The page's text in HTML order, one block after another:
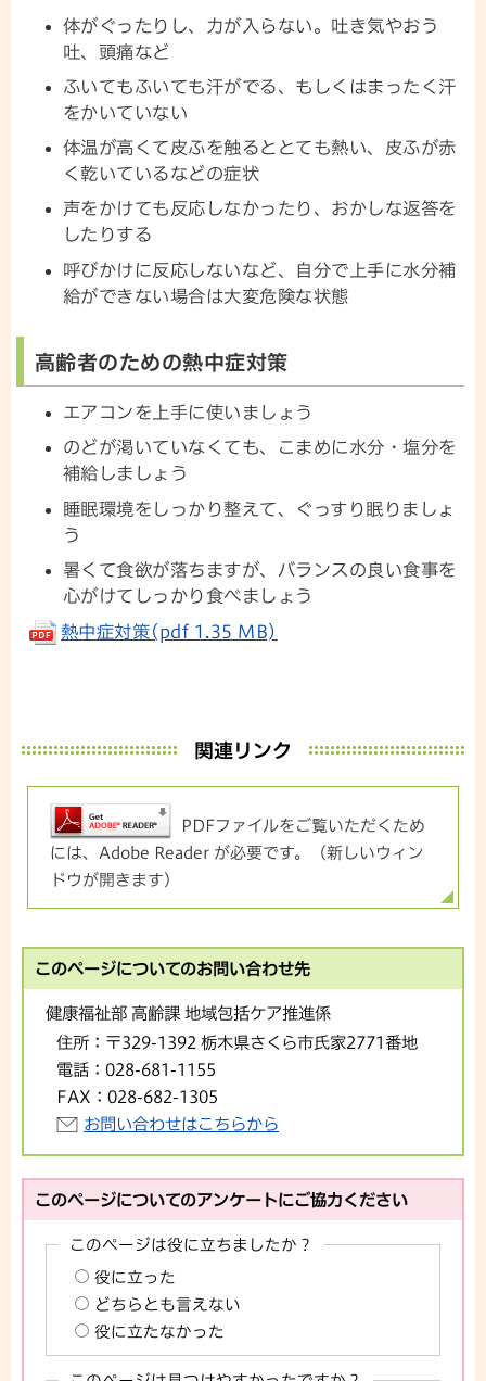
体がぐったりし、力が入らない。吐き気やおう
吐、頭痛など
ふいてもふいても汗がでる、もしくはまったく汗
をかいていない
体温が高くて皮ふを触るととても熱い、皮ふが赤
く乾いているなどの症状
声をかけても反応しなかったり、おかしな返答を
したりする
呼びかけに反応しないなど、自分で上手に水分補
給ができない場合は大変危険な状態
高齢者のための熱中症対策
エアコンを上手に使いましょう
のどが渇いていなくても、こまめに水分・塩分を
補給しましょう
睡眠環境をしっかり整えて、ぐっすり眠りましょ
う
暑くて食欲が落ちますが、バランスの良い食事を
心がけてしっかり食べましょう
熱中症対策(pdf 1.35 MB)
関連リンク
PDFファイルをご覧いただくため
には、Adobe Reader が必要です。（新しいウィン
ドウが開きます）
このページについてのお問い合わせ先
健康福祉部 高齢課 地域包括ケア推進係
住所： 〒329-1392 栃木県さくら市氏家2771番地
電話： 028-681-1155
FAX： 028-682-1305
お問い合わせはこちらから
このページについてのアンケートにご協力ください
このページは役に立ちましたか？
役に立った
どちらとも言えない
役に立たなかった